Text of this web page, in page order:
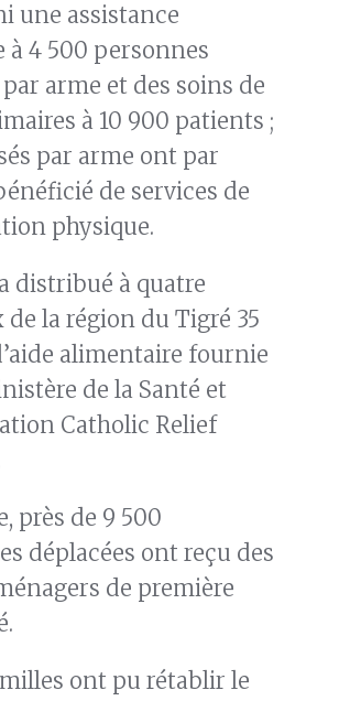
une assistance
à 4 500 personnes
par arme et des soins de
à 10 900 patients ;
par arme ont par
de services de
physique.
distribué à quatre
la région du Tigré 35
alimentaire fournie
de la Santé et
Catholic Relief
près de 9 500
déplacées ont reçu des
de première
ont pu rétablir le